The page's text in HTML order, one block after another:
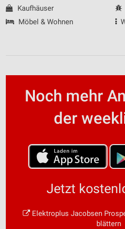
Kaufhäuser
Möbel & Wohnen
Noch mehr
der
Jetzt
Elektroplus Jacobsen
blättern